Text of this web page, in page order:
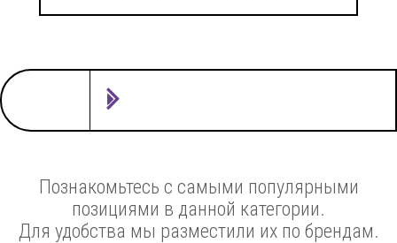
Познакомьтесь с самыми популярными
позициями в данной категории.
Для удобства мы разместили их по брендам.